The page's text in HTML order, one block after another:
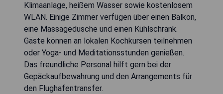
Klimaanlage, heißem Wasser sowie kostenlosem
WLAN. Einige Zimmer verfügen über einen Balkon,
eine Massagedusche und einen Kühlschrank.
Gäste können an lokalen Kochkursen teilnehmen
oder Yoga- und Meditationsstunden genießen.
Das freundliche Personal hilft gern bei der
Gepäckaufbewahrung und den Arrangements für
den Flughafentransfer.